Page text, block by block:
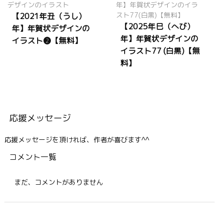
【2021年丑（うし）
年】年賀状デザインの
イラスト❷【無料】
【2025年巳（へび）
年】年賀状デザインの
イラスト77 (白黒)【無
料】
応援メッセージ
応援メッセージを頂ければ、作者が喜びます^^
コメント一覧
まだ、コメントがありません